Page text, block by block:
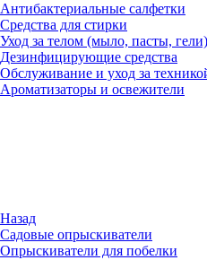
Антибактериальные салфетки
Средства для стирки
Уход за телом (мыло, пасты, гели)
Дезинфицирующие средства
Обслуживание и уход за
Ароматизаторы и освежители
Назад
Садовые опрыскиватели
Опрыскиватели для побелки